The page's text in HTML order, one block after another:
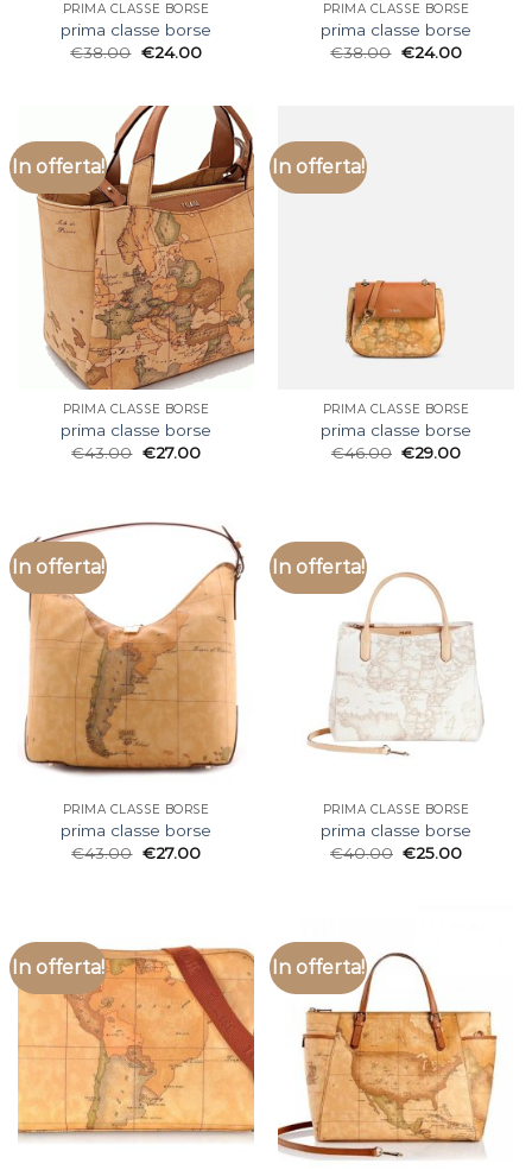
PRIMA CLASSE BORSE
prima classe borse
€38.00 €24.00
PRIMA CLASSE BORSE
prima classe borse
€38.00 €24.00
In offerta!
PRIMA CLASSE BORSE
prima classe borse
€43.00 €27.00
In offerta!
PRIMA CLASSE BORSE
prima classe borse
€46.00 €29.00
In offerta!
PRIMA CLASSE BORSE
prima classe borse
€43.00 €27.00
In offerta!
PRIMA CLASSE BORSE
prima classe borse
€40.00 €25.00
In offerta! In offerta!